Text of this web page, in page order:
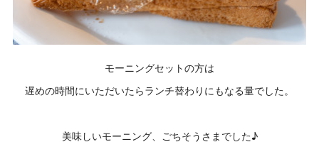
モーニングセットの方は
遅めの時間にいただいたらランチ替わりにもなる量でした。
美味しいモーニング、ごちそうさまでした♪